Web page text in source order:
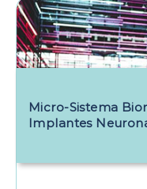
Micro-Sistema
Implantes